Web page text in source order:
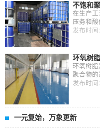
不饱和
在生产工
压务和
发布时间
环氧树
环氧树脂
聚合物
发布时间
一元复始，万象更新